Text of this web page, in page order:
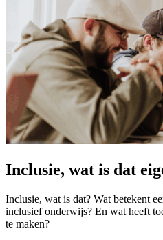
Inclusie, wat is dat
Inclusie, wat is dat? Wat betekent
inclusief onderwijs? En wat heeft
te maken?